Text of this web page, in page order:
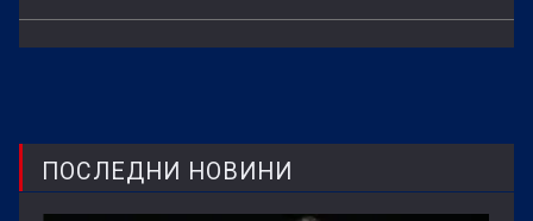
ПОСЛЕДНИ НОВИНИ